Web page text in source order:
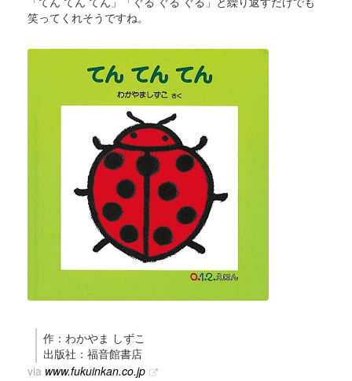
笑ってくれそうですね。
作：わかやま しずこ
出版社：福音館書店
via www.fukuinkan.co.jp